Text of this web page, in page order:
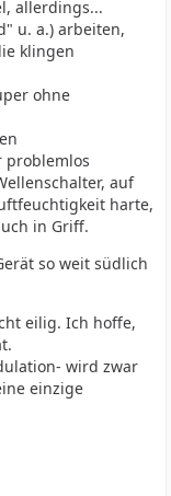
allerdings...
u. a.) arbeiten,
klingen
ohne
problemlos
auf
harte,
in Griff.
so weit südlich
eilig. Ich hoffe,
wird zwar
einzige